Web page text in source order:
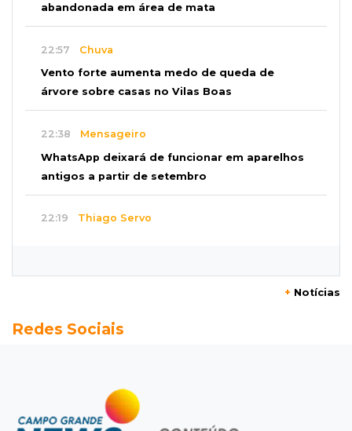
abandonada em área de mata
22:57 Chuva
Vento forte aumenta medo de queda de
árvore sobre casas no Vilas Boas
22:38 Mensageiro
WhatsApp deixará de funcionar em aparelhos
antigos a partir de setembro
22:19 Thiago Servo
Semana vai começar com 909 novas
Flagrante
Motorista atinge carro parado, perde
retrovisor e foge no Jardim Antártica
+ Notícias
Redes Sociais